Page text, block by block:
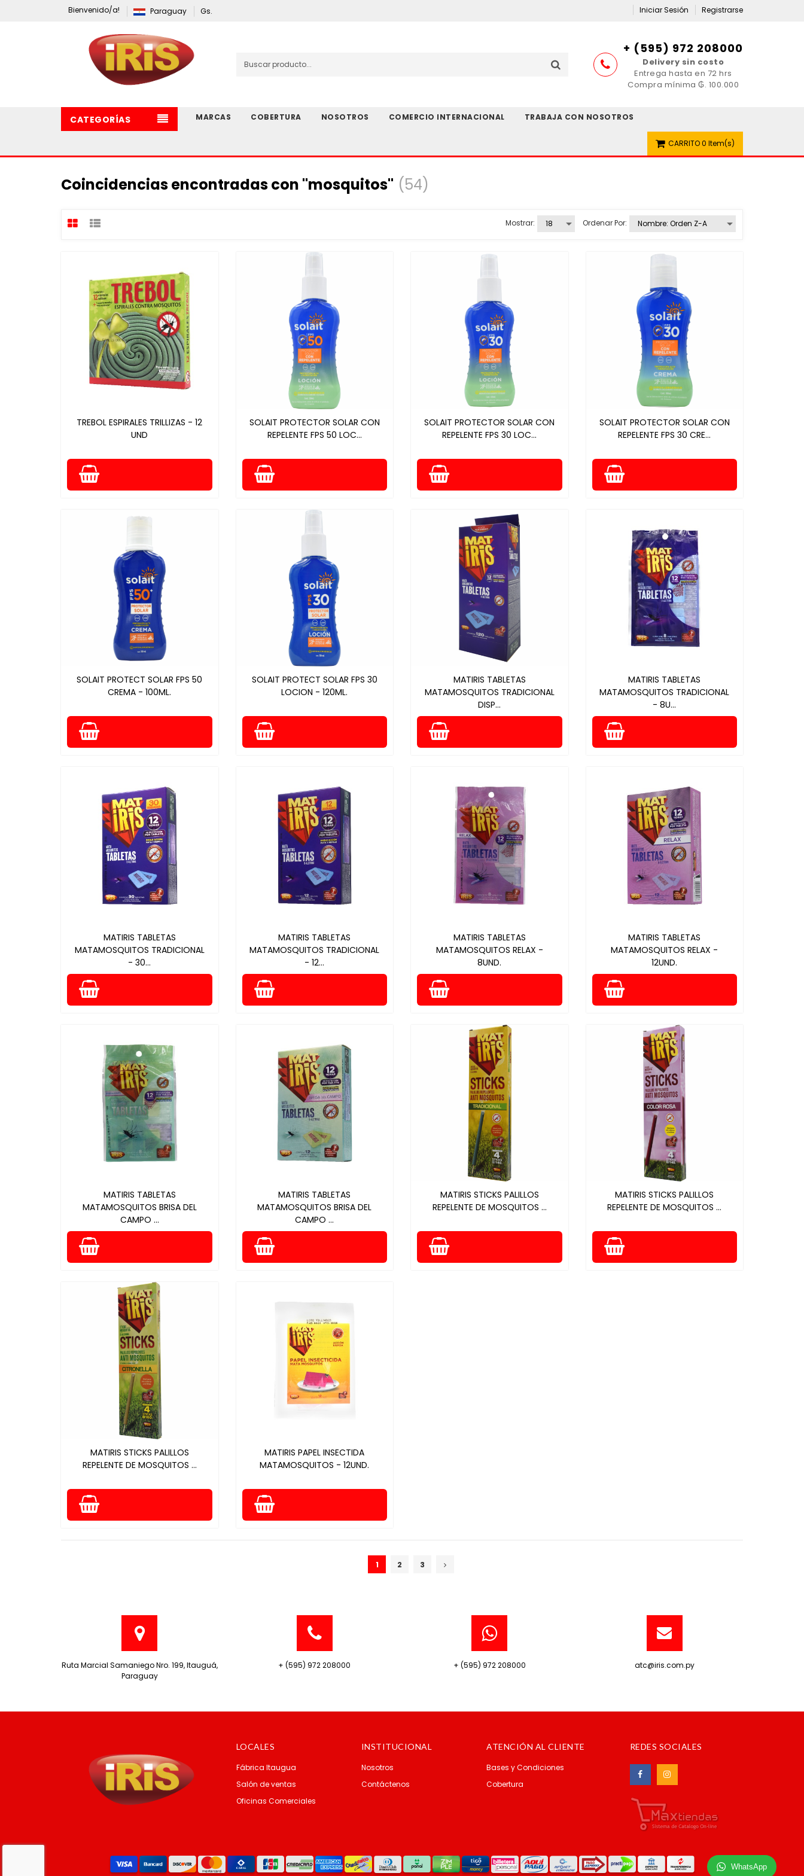
Bienvenido/a! Paraguay Gs. Iniciar Sesión Registrarse
+ (595) 972 208000
Delivery sin costo
Entrega hasta en 72 hrs
Compra mínima ₲. 100.000
CATEGORÍAS MARCAS COBERTURA NOSOTROS COMERCIO INTERNACIONAL TRABAJA CON NOSOTROS
CARRITO0 Item(s)
Coincidencias encontradas con "mosquitos" (54)
Mostrar: Ordenar Por:
TREBOL ESPIRALES TRILLIZAS - 12
UND
SOLAIT PROTECTOR SOLAR CON
REPELENTE FPS 50 LOC...
SOLAIT PROTECTOR SOLAR CON
REPELENTE FPS 30 LOC...
SOLAIT PROTECTOR SOLAR CON
REPELENTE FPS 30 CRE...
SOLAIT PROTECT SOLAR FPS 50
CREMA - 100ML.
SOLAIT PROTECT SOLAR FPS 30
LOCION - 120ML.
MATIRIS TABLETAS
MATAMOSQUITOS TRADICIONAL
DISP...
MATIRIS TABLETAS
MATAMOSQUITOS TRADICIONAL
- 8U...
MATIRIS TABLETAS
MATAMOSQUITOS TRADICIONAL
- 30...
MATIRIS TABLETAS
MATAMOSQUITOS TRADICIONAL
- 12...
MATIRIS TABLETAS
MATAMOSQUITOS RELAX -
8UND.
MATIRIS TABLETAS
MATAMOSQUITOS RELAX -
12UND.
MATIRIS TABLETAS
MATAMOSQUITOS BRISA DEL
CAMPO ...
MATIRIS TABLETAS
MATAMOSQUITOS BRISA DEL
CAMPO ...
MATIRIS STICKS PALILLOS
REPELENTE DE MOSQUITOS ...
MATIRIS STICKS PALILLOS
REPELENTE DE MOSQUITOS ...
MATIRIS STICKS PALILLOS
REPELENTE DE MOSQUITOS ...
MATIRIS PAPEL INSECTIDA
MATAMOSQUITOS - 12UND.
1 2 3
Ruta Marcial Samaniego Nro. 199, Itauguá,
Paraguay
+ (595) 972 208000 + (595) 972 208000 atc@iris.com.py
LOCALES
Fábrica Itaugua
Salón de ventas
Oficinas Comerciales
INSTITUCIONAL
Nosotros
Contáctenos
ATENCIÓN AL CLIENTE
Bases y Condiciones
Cobertura
REDES SOCIALES
WhatsApp